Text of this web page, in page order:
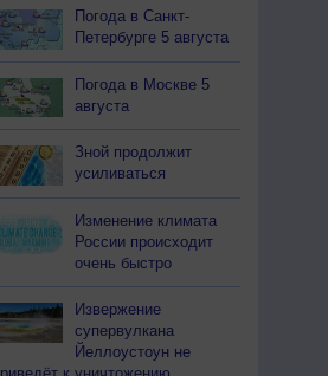
Погода в Санкт-
Петербурге 5 августа
Погода в Москве 5
августа
Зной продолжит
усиливаться
Изменение климата
России происходит
очень быстро
Извержение
супервулкана
Йеллоустоун не